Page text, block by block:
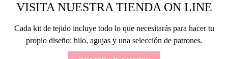
VISITA NUESTRA TIENDA ON LINE
Cada kit de tejido incluye todo lo que necesitarás para hacer tu
propio diseño: hilo, agujas y una selección de patrones.